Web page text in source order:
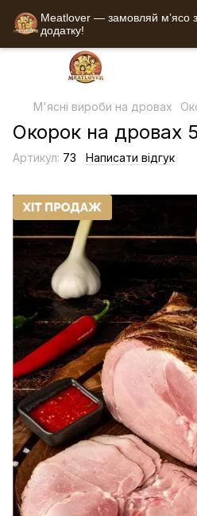
Meatlover — замовляй мʼясо з
додатку!
М'ясні вироби на дровах
Окорок на дровах
Артикул: 73 Написати відгук